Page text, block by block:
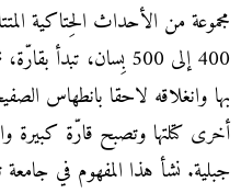
مجموعة من الأحداث الحِتاكية
400 إلى 500 بِسان،
بها وانغلاقه لاحقا بانطهاس
أخرى كتلتها وتصبح قارّة
جبلية. نشأ هذا المفهوم في